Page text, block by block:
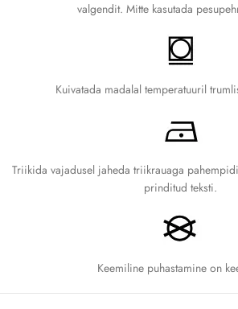
73.7
XL 78.7
valgendit. Mitte kasutada
Kuivatada madalal temperatuuril
Triikida vajadusel jaheda triikrauaga
prinditud teksti.
Keemiline puhastamine on